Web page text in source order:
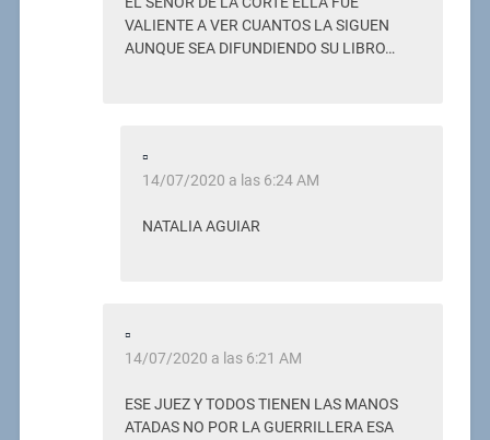
VALIENTE A VER CUANTOS LA SIGUEN
AUNQUE SEA DIFUNDIENDO SU LIBRO…
▫
14/07/2020 a las 6:24 AM
NATALIA AGUIAR
▫
14/07/2020 a las 6:21 AM
ESE JUEZ Y TODOS TIENEN LAS MANOS
ATADAS NO POR LA GUERRILLERA ESA